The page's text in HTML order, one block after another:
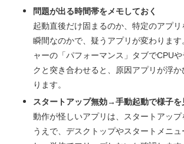
問題が出る時間帯をメモしておく
起動直後だけ固まるのか、特定のアプリ
瞬間なのかで、疑うアプリが変わりま
ャーの「パフォーマンス」タブでCPU
クと突き合わせると、原因アプリが浮
ります。
スタートアップ無効→手動起動で様子を
動作が怪しいアプリは、スタートアップ
うえで、デスクトップやスタートメニ